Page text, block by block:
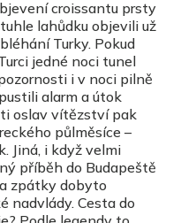
croissantu prsty
lahůdku objevili už
Turky. Pokud
jedné noci tunel
i v noci pilně
alarm a útok
oslav vítězství pak
půlměsíce –
Jiná, i když velmi
příběh do Budapeště
zpátky dobyto
nadvlády. Cesta do